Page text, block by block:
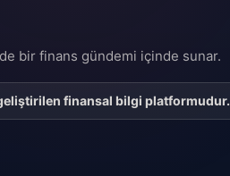
bir finans gündemi içinde sunar.
geliştirilen finansal bilgi platformudur.